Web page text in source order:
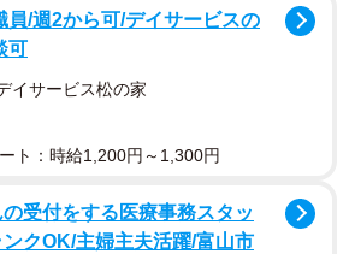
員/週2から可/デイサービスの
可
イサービス松の家
ト：時給1,200円～1,300円
受付をする医療事務スタッ
クOK/主婦主夫活躍/富山市